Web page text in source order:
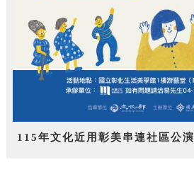
115年文化近用彰美串連社區公演